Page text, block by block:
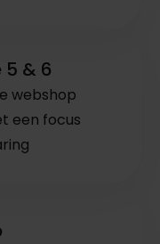
5 & 6
webshop
een focus